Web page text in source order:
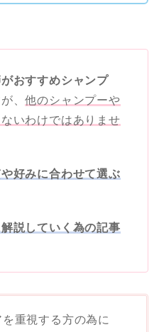
がおすすめシャンプ
、他のシャンプーや
いわけではありませ
好みに合わせて選ぶ
説していく為の記事
重視する方の為に